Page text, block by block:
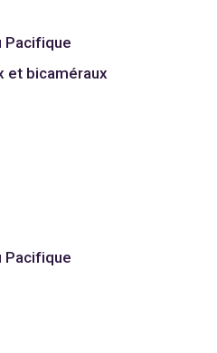
Pacifique
et bicaméraux
Pacifique